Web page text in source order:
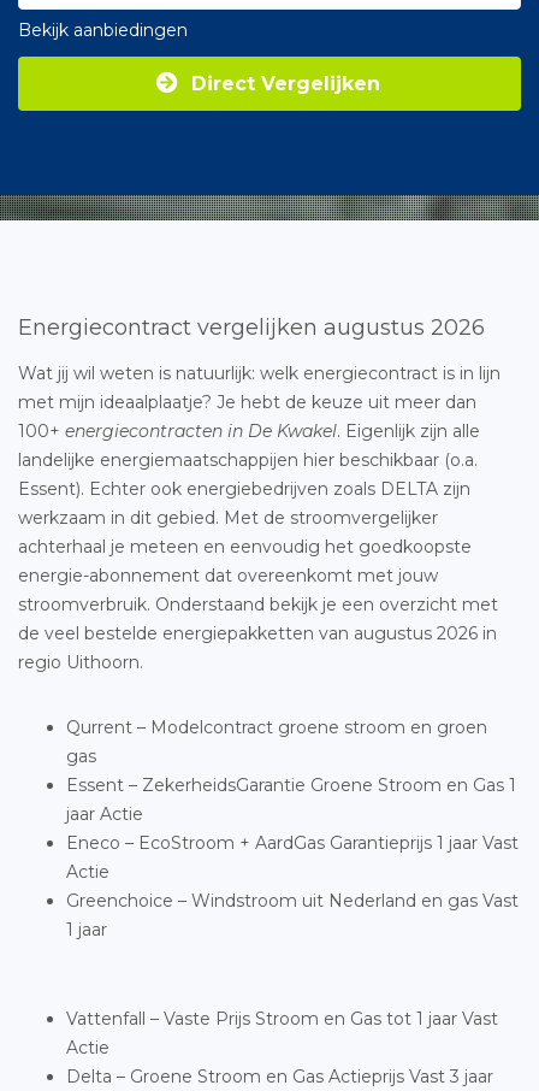
Bekijk aanbiedingen
Direct Vergelijken
Energiecontract vergelijken augustus 2026
Wat jij wil weten is natuurlijk: welk energiecontract is in lijn
met mijn ideaalplaatje? Je hebt de keuze uit meer dan
100+ energiecontracten in De Kwakel. Eigenlijk zijn alle
landelijke energiemaatschappijen hier beschikbaar (o.a.
Essent). Echter ook energiebedrijven zoals DELTA zijn
werkzaam in dit gebied. Met de stroomvergelijker
achterhaal je meteen en eenvoudig het goedkoopste
energie-abonnement dat overeenkomt met jouw
stroomverbruik. Onderstaand bekijk je een overzicht met
de veel bestelde energiepakketten van augustus 2026 in
regio Uithoorn.
Qurrent – Modelcontract groene stroom en groen
gas
Essent – ZekerheidsGarantie Groene Stroom en Gas 1
jaar Actie
Eneco – EcoStroom + AardGas Garantieprijs 1 jaar Vast
Actie
Greenchoice – Windstroom uit Nederland en gas Vast
1 jaar
Vattenfall – Vaste Prijs Stroom en Gas tot 1 jaar Vast
Actie
Delta – Groene Stroom en Gas Actieprijs Vast 3 jaar